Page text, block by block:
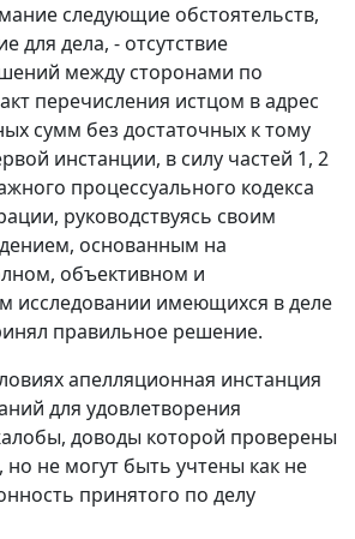
следующие обстоятельств,
для дела, - отсутствие
между сторонами по
перечисления истцом в адрес
сумм без достаточных к тому
инстанции, в силу частей 1, 2
процессуального кодекса
руководствуясь своим
основанным на
объективном и
исследовании имеющихся в деле
правильное решение.
апелляционная инстанция
для удовлетворения
доводы которой проверены
не могут быть учтены как не
принятого по делу